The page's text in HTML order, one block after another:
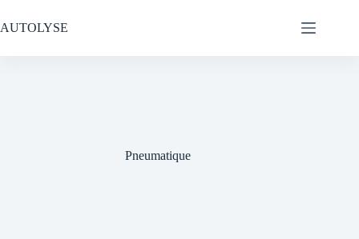
au
contenu
AUTOLYSE
Pneumatique